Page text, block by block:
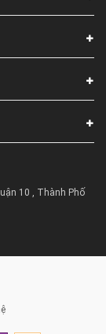
10 , Thành Phố